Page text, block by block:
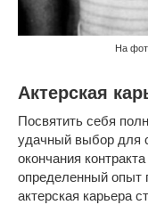
На
Актерская
Посвятить себя
удачный выбор для
окончания
определенный опыт
актерская карьера